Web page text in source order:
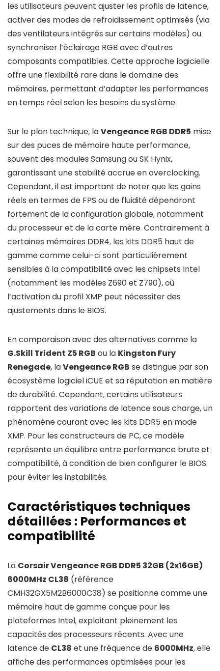
les utilisateurs peuvent ajuster les profils de latence,
activer des modes de refroidissement optimisés (via
des ventilateurs intégrés sur certains modèles) ou
synchroniser l’éclairage RGB avec d’autres
composants compatibles. Cette approche logicielle
offre une flexibilité rare dans le domaine des
mémoires, permettant d’adapter les performances
en temps réel selon les besoins du système.
Sur le plan technique, laVengeance RGB DDR5 mise
sur des puces de mémoire haute performance,
souvent des modules Samsung ou SK Hynix,
garantissant une stabilité accrue en overclocking.
Cependant, il est important de noter que les gains
réels en termes de FPS ou de fluidité dépendront
fortement de la configuration globale, notamment
du processeur et de la carte mère. Contrairement à
certaines mémoires DDR4, les kits DDR5 haut de
gamme comme celui-ci sont particulièrement
sensibles à la compatibilité avec les chipsets Intel
(notamment les modèles Z690 et Z790), où
l’activation du profil XMP peut nécessiter des
ajustements dans le BIOS.
En comparaison avec des alternatives comme la
G.Skill Trident Z5 RGB ou la Kingston Fury
Renegade, laVengeance RGB se distingue par son
écosystème logiciel iCUE et sa réputation en matière
de durabilité. Cependant, certains utilisateurs
rapportent des variations de latence sous charge, un
phénomène courant avec les kits DDR5 en mode
XMP. Pour les constructeurs de PC, ce modèle
représente un équilibre entre performance brute et
compatibilité, à condition de bien configurer le BIOS
pour éviter les instabilités.
Caractéristiques techniques
détaillées : Performances et
compatibilité
La Corsair Vengeance RGB DDR5 32GB (2x16GB)
6000MHz CL38 (référence
CMH32GX5M2B6000C38) se positionne comme une
mémoire haut de gamme conçue pour les
plateformes Intel, exploitant pleinement les
capacités des processeurs récents. Avec une
latence de CL38 et une fréquence de 6000MHz, elle
affiche des performances optimisées pour les